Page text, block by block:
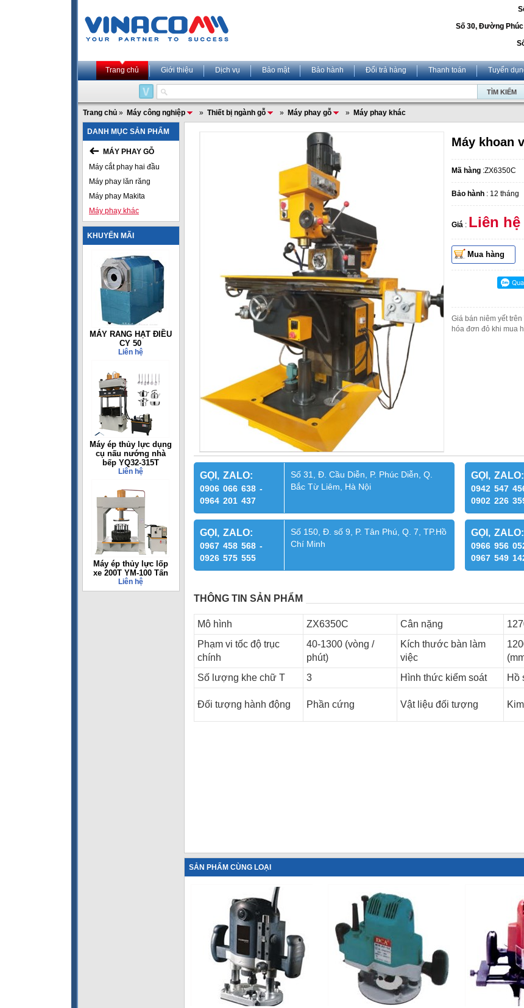
Số 30, Đường
Trang chủ Giới thiệu Dịch vụ Bảo mật Bảo hành Đổi trả hàng Thanh toán Tuyển
Trang chủ » Máy công nghiệp » Thiết bị ngành gỗ » Máy phay gỗ » Máy phay khác
DANH MỤC SẢN PHẨM
MÁY PHAY GỖ
Máy cắt phay hai đầu
Máy phay lăn răng
Máy phay Makita
Máy phay khác
KHUYẾN MÃI
MÁY RANG HẠT ĐIỀU
CY 50
Liên hệ
Máy ép thủy lực dụng
cụ nấu nướng nhà
bếp YQ32-315T
Liên hệ
Máy ép thủy lực lốp
xe 200T YM-100 Tấn
Liên hệ
Máy khoan
Mã hàng :ZX6350C
Bảo hành : 12 tháng
Giá : Liên hệ
Mua hàng
Giá bán niêm yết
hóa đơn đỏ khi mua
GỌI, ZALO:
0906 066 638 -
0964 201 437
Số 31, Đ. Cầu Diễn, P. Phúc Diễn, Q.
Bắc Từ Liêm, Hà Nội
GỌI, ZALO:
0942 547
0902 226
GỌI, ZALO:
0967 458 568 -
0926 575 555
Số 150, Đ. số 9, P. Tân Phú, Q. 7, TP.Hồ
Chí Minh
GỌI, ZALO:
0966 956
0967 549
THÔNG TIN SẢN PHẨM
Mô hình ZX6350C Cân nặng
Phạm vi tốc độ trục
chính
40-1300 (vòng /
phút)
Kích thước bàn làm
việc
Số lượng khe chữ T 3 Hình thức kiểm soát Hồ
Đối tượng hành động Phần cứng Vật liệu đối tượng
SẢN PHẨM CÙNG LOẠI